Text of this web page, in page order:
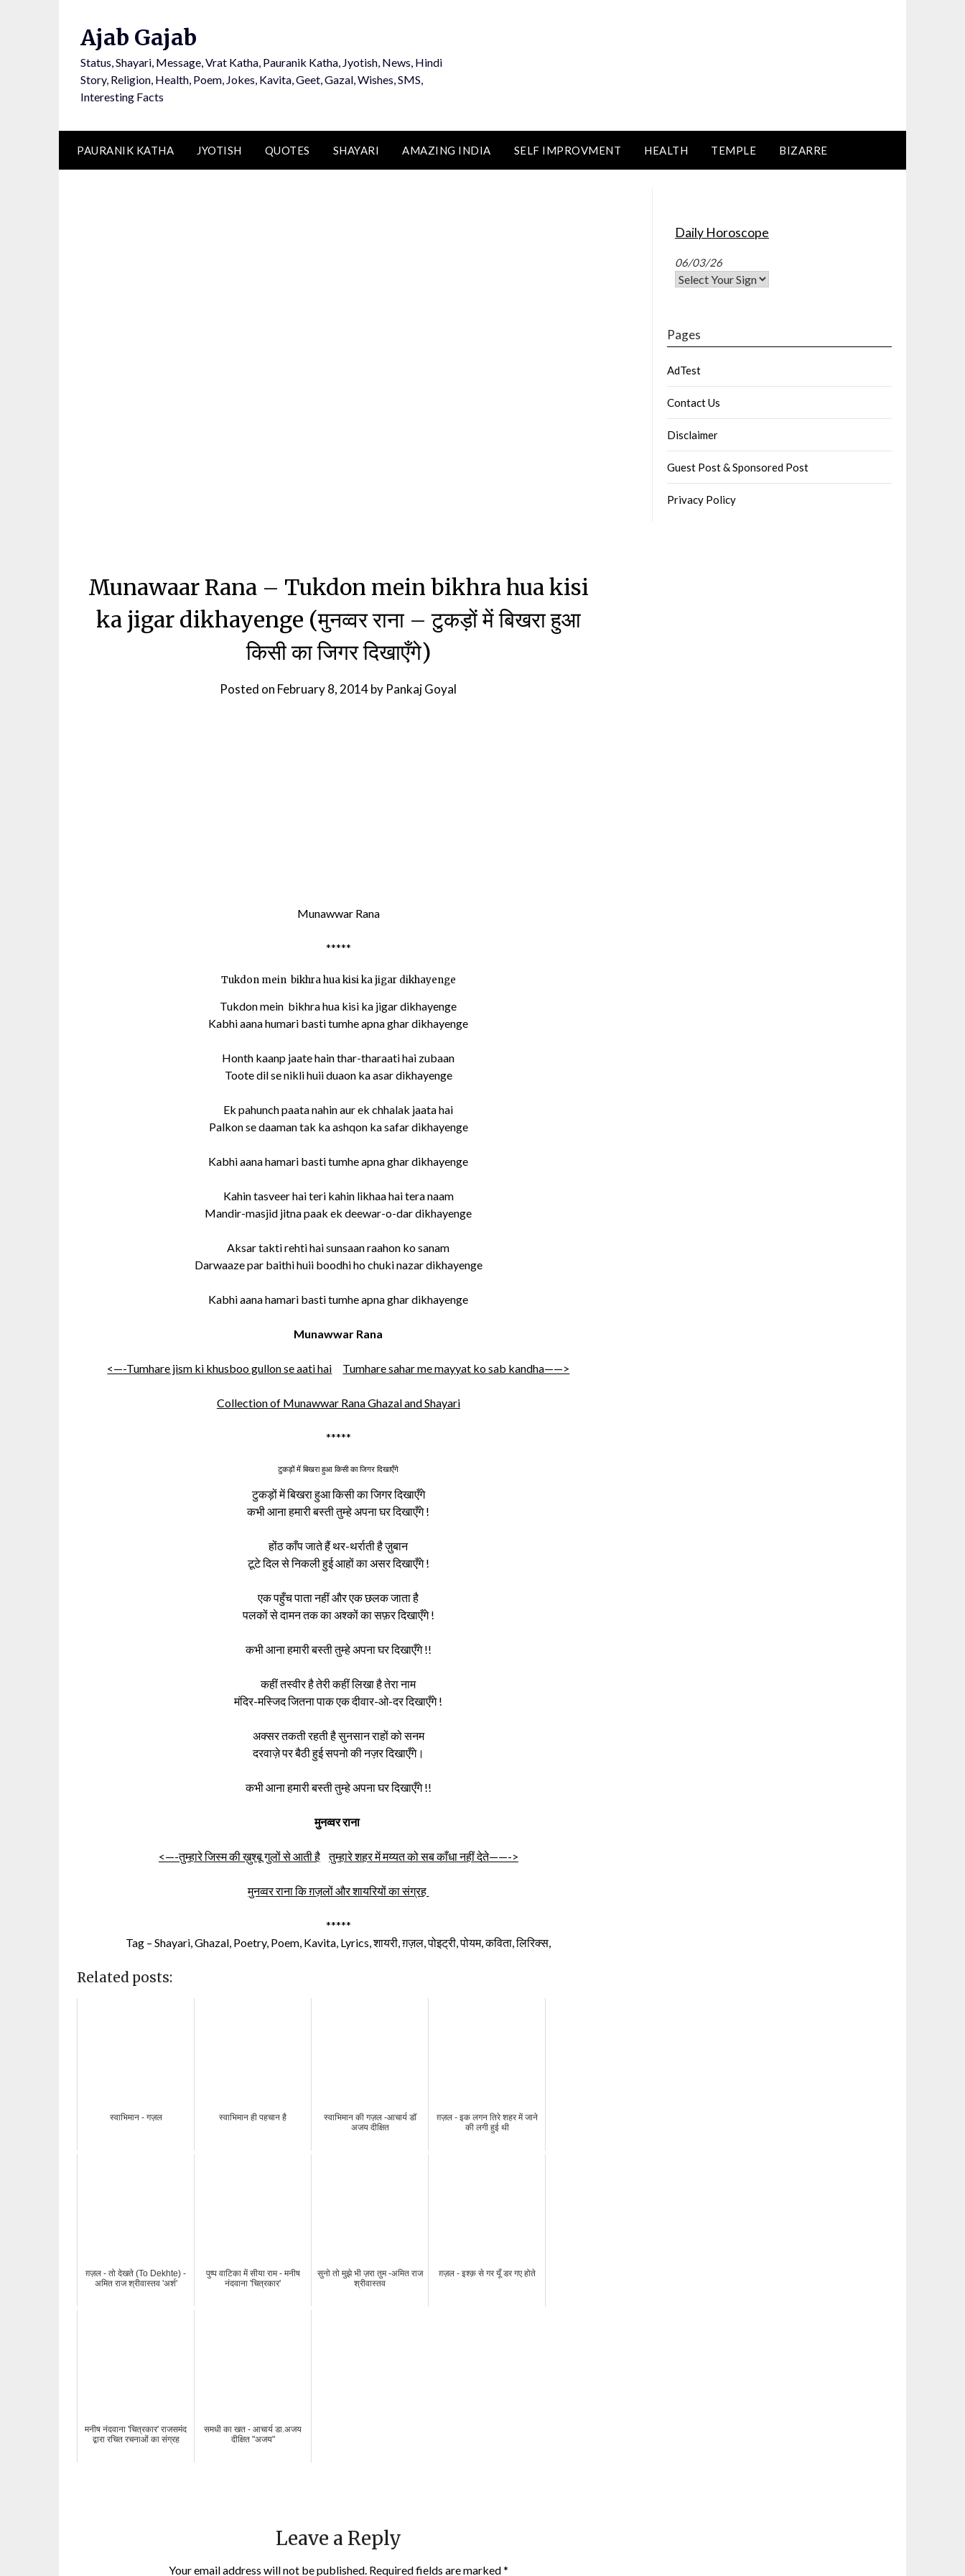
Ajab Gajab
Status, Shayari, Message, Vrat Katha, Pauranik Katha, Jyotish, News, Hindi
Story, Religion, Health, Poem, Jokes, Kavita, Geet, Gazal, Wishes, SMS,
Interesting Facts
PAURANIK KATHA JYOTISH QUOTES SHAYARI AMAZING INDIA SELF IMPROVMENT HEALTH TEMPLE BIZARRE
Munawaar Rana – Tukdon mein bikhra hua kisi
ka jigar dikhayenge (मुनव्वर राना – टुकड़ों में बिखरा हुआ
किसी का जिगर दिखाएँगे)
Posted on February 8, 2014by Pankaj Goyal
Munawwar Rana
*****
Tukdon mein bikhra hua kisi ka jigar dikhayenge
Tukdon mein bikhra hua kisi ka jigar dikhayenge
Kabhi aana humari basti tumhe apna ghar dikhayenge
Honth kaanp jaate hain thar-tharaati hai zubaan
Toote dil se nikli huii duaon ka asar dikhayenge
Ek pahunch paata nahin aur ek chhalak jaata hai
Palkon se daaman tak ka ashqon ka safar dikhayenge
Kabhi aana hamari basti tumhe apna ghar dikhayenge
Kahin tasveer hai teri kahin likhaa hai tera naam
Mandir-masjid jitna paak ek deewar-o-dar dikhayenge
Aksar takti rehti hai sunsaan raahon ko sanam
Darwaaze par baithi huii boodhi ho chuki nazar dikhayenge
Kabhi aana hamari basti tumhe apna ghar dikhayenge
Munawwar Rana
<—-Tumhare jism ki khusboo gullon se aati hai Tumhare sahar me mayyat ko sab kandha——>
Collection of Munawwar Rana Ghazal and Shayari
*****
टुकड़ों में बिखरा हुआ किसी का जिगर दिखाएँगे
टुकड़ों में बिखरा हुआ किसी का जिगर दिखाएँगे
कभी आना हमारी बस्ती तुम्हे अपना घर दिखाएँगे !
होंठ काँप जाते हैं थर-थर्राती है ज़ुबान
टूटे दिल से निकली हुई आहों का असर दिखाएँगे !
एक पहुँच पाता नहीं और एक छलक जाता है
पलकों से दामन तक का अश्कों का सफ़र दिखाएँगे !
कभी आना हमारी बस्ती तुम्हे अपना घर दिखाएँगे !!
कहीं तस्वीर है तेरी कहीं लिखा है तेरा नाम
मंदिर-मस्जिद जितना पाक एक दीवार-ओ-दर दिखाएँगे !
अक्सर तकती रहती है सुनसान राहों को सनम
दरवाज़े पर बैठी हुई सपनो की नज़र दिखाएँगे।
कभी आना हमारी बस्ती तुम्हे अपना घर दिखाएँगे !!
मुनव्वर राना
<—-तुम्हारे जिस्म की ख़ुश्बू गुलों से आती है तुम्हारे शहर में मय्यत को सब काँधा नहीं देते——->
मुनव्वर राना कि ग़ज़लों और शायरियों का संग्रह
*****
Tag – Shayari, Ghazal, Poetry, Poem, Kavita, Lyrics, शायरी, ग़ज़ल, पोइट्री, पोयम, कविता, लिरिक्स,
Related posts:
स्वाभिमान - गज़ल स्वाभिमान ही पहचान है
स्वाभिमान की गज़ल -आचार्य डॉ
अजय दीक्षित
ग़ज़ल - इक लगन तिरे शहर में जाने
की लगी हुई थी
ग़ज़ल - तो देखते (To Dekhte) -
अमित राज श्रीवास्तव 'अर्श'
पुष्प वाटिका में सीया राम - मनीष
नंदवाना 'चित्रकार'
सुनो तो मुझे भी ज़रा तुम -अमित राज
श्रीवास्तव
ग़ज़ल - इश्क़ से गर यूँ डर गए होते
मनीष नंदवाना 'चित्रकार' राजसमंद
द्वारा रचित रचनाओं का संग्रह
समधी का खत - आचार्य डा.अजय
दीक्षित "अजय"
Leave a Reply
Your email address will not be published.Required fields are marked*
Daily Horoscope
06/03/26
Pages
AdTest
Contact Us
Disclaimer
Guest Post & Sponsored Post
Privacy Policy